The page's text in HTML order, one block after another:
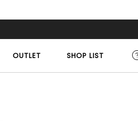
OUTLET SHOP LIST